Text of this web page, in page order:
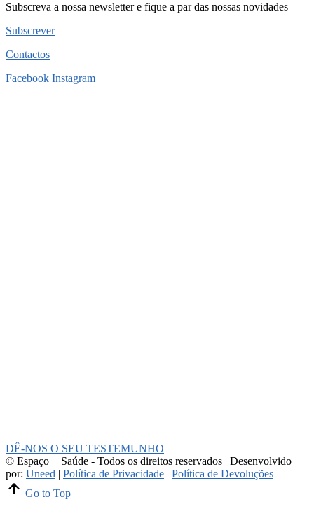
Subscreva a nossa newsletter e fique a par das nossas novidades
Subscrever
Contactos
Facebook Instagram
DÊ-NOS O SEU TESTEMUNHO
© Espaço + Saúde - Todos os direitos reservados | Desenvolvido
por: Uneed | Política de Privacidade | Política de Devoluções
Go to Top